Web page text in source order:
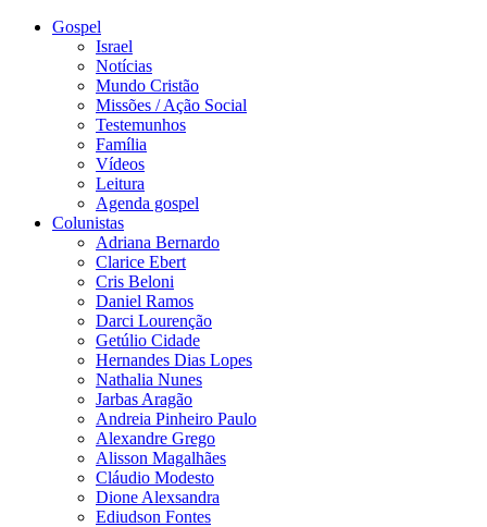
Gospel
Israel
Notícias
Mundo Cristão
Missões / Ação Social
Testemunhos
Família
Vídeos
Leitura
Agenda gospel
Colunistas
Adriana Bernardo
Clarice Ebert
Cris Beloni
Daniel Ramos
Darci Lourenção
Getúlio Cidade
Hernandes Dias Lopes
Nathalia Nunes
Jarbas Aragão
Andreia Pinheiro Paulo
Alexandre Grego
Alisson Magalhães
Cláudio Modesto
Dione Alexsandra
Ediudson Fontes